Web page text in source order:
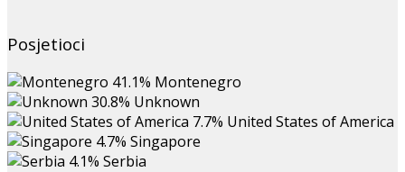
Posjetioci
41.1% Montenegro
30.8% Unknown
7.7% United States of America
4.7% Singapore
4.1% Serbia